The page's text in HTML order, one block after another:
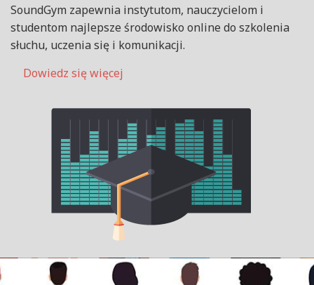
SoundGym zapewnia instytutom, nauczycielom i
studentom najlepsze środowisko online do szkolenia
słuchu, uczenia się i komunikacji.
Dowiedz się więcej